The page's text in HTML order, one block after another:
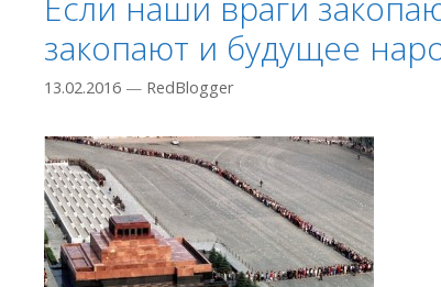
закопают и будущее
13.02.2016 — RedBlogger